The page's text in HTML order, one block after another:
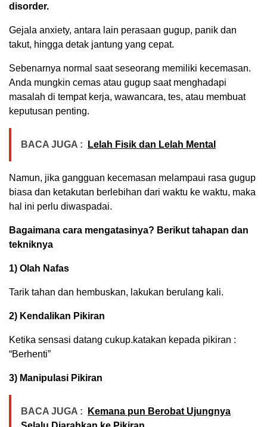
disorder.
Gejala anxiety, antara lain perasaan gugup, panik dan
takut, hingga detak jantung yang cepat.
Sebenarnya normal saat seseorang memiliki kecemasan.
Anda mungkin cemas atau gugup saat menghadapi
masalah di tempat kerja, wawancara, tes, atau membuat
keputusan penting.
BACA JUGA : Lelah Fisik dan Lelah Mental
Namun, jika gangguan kecemasan melampaui rasa gugup
biasa dan ketakutan berlebihan dari waktu ke waktu, maka
hal ini perlu diwaspadai.
Bagaimana cara mengatasinya? Berikut tahapan dan
tekniknya
1) Olah Nafas
Tarik tahan dan hembuskan, lakukan berulang kali.
2) Kendalikan Pikiran
Ketika sensasi datang cukup.katakan kepada pikiran :
“Berhenti”
3) Manipulasi Pikiran
BACA JUGA :
Kemana pun Berobat Ujungnya